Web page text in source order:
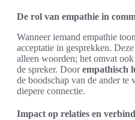
De rol van empathie in
Wanneer iemand empathie
acceptatie in gesprekken.
alleen woorden; het omvat
de spreker. Doorempathisch
de boodschap van de ander te
diepere connectie.
Impact op relaties en